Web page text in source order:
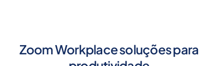
Zoom Workplace soluções para